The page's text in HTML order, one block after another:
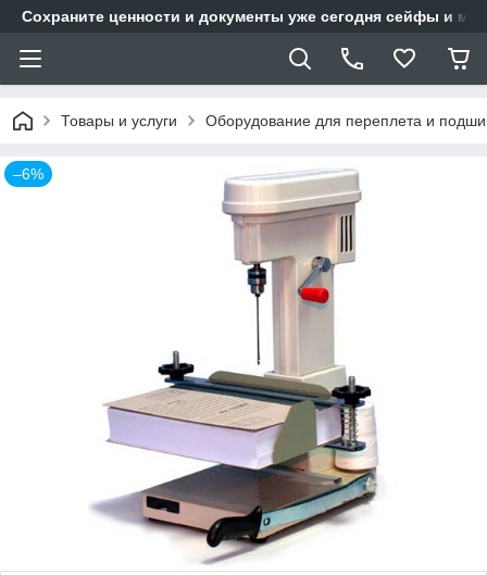
Сохраните ценности и документы уже сегодня сейфы и
Товары и услуги Оборудование для переплета и
–6%